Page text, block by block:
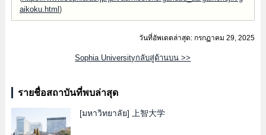
aikoku.html )
วันที่อัพเดตล่าสุด: กรกฏาคม 29, 2025
Sophia Universityกลับสู่ด้านบน >>
รายชื่อสถาบันที่พบล่าสุด
[มหาวิทยาลัย] 上智大学